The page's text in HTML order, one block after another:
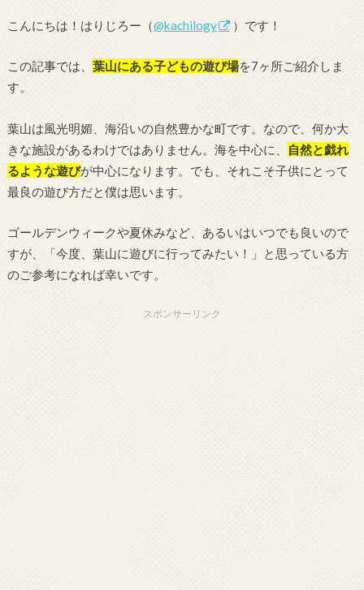
こんにちは！はりじろー（@kachilogy ）です！
この記事では、 葉山にある子どもの遊び場を7ヶ所ご紹介しま
す。
葉山は風光明媚、海沿いの自然豊かな町です。なので、何か大
きな施設があるわけではありません。海を中心に、
自然と戯れ
るような遊びが中心になります。でも、それこそ子供にとって
最良の遊び方だと僕は思います。
ゴールデンウィークや夏休みなど、あるいはいつでも良いので
すが、「今度、葉山に遊びに行ってみたい！」と思っている方
のご参考になれば幸いです。
スポンサーリンク